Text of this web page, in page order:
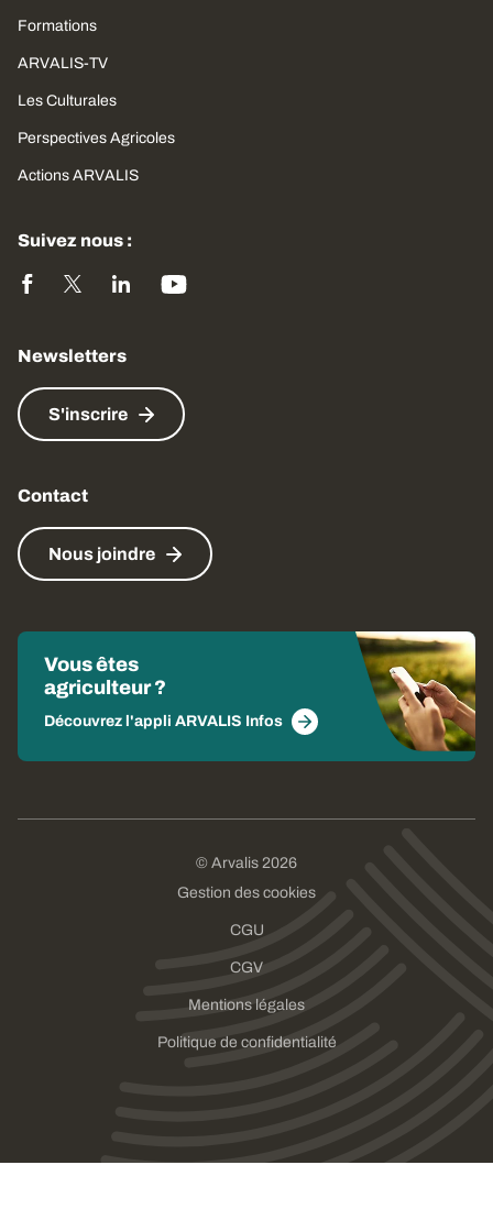
Formations
ARVALIS-TV
Les Culturales
Perspectives Agricoles
Actions ARVALIS
Suivez nous :
Newsletters
S'inscrire
Contact
Nous joindre
Vous êtes
agriculteur ?
Découvrez l'appli ARVALIS Infos
© Arvalis 2026
Gestion des cookies
CGU
CGV
Mentions légales
Politique de confidentialité